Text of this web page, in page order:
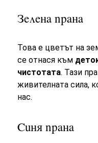
Зелена прана
Това е цветът на
се отнася към
чистотата. Тази
живителната сила,
нас.
Синя прана